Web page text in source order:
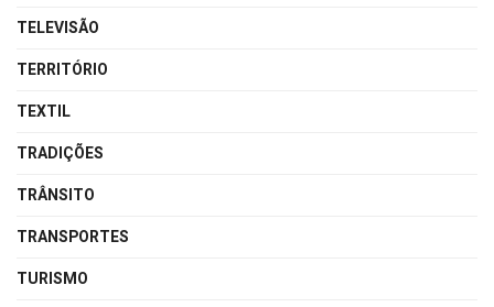
TELEVISÃO
TERRITÓRIO
TEXTIL
TRADIÇÕES
TRÂNSITO
TRANSPORTES
TURISMO